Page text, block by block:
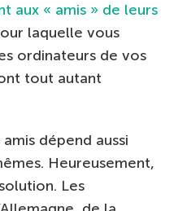
aux « amis » de leurs
laquelle vous
ordinateurs de vos
tout autant
dépend aussi
Heureusement,
Les